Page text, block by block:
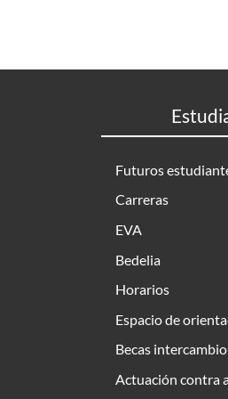
Futuros
Carreras
EVA
Bedelia
Horarios
Espacio de
Becas intercambio
Actuación contra